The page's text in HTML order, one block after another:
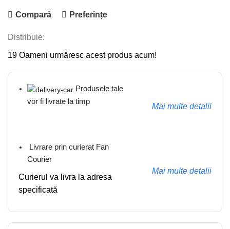
Compară Preferințe
Distribuie:
19 Oameni urmăresc acest produs acum!
Produsele tale
vor fi livrate la timp
Mai multe detalii
Livrare prin curierat Fan
Courier
Curierul va livra la adresa
specificată
Mai multe detalii